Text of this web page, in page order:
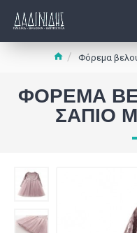
Φόρεμα
ΦΌΡΕΜΑ
ΣΆΠΙΟ